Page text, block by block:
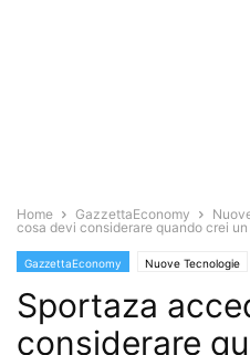
Home GazzettaEconomy
cosa devi considerare quando crei
GazzettaEconomy Nuove Tecnologie
Sportaza
considerare